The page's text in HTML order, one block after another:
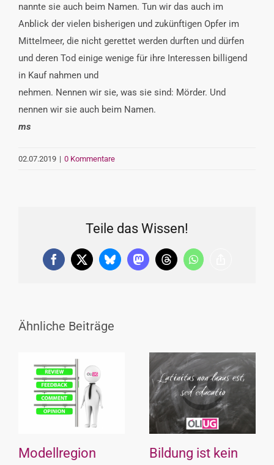
nannte sie auch beim Namen. Tun wir das auch im
Anblick der vielen bisherigen und zukünftigen Opfer im
Mittelmeer, die nicht gerettet werden durften und dürfen
und deren Tod einige wenige für ihre Interessen billigend
in Kauf nahmen und
nehmen. Nennen wir sie, was sie sind: Mörder. Und
nennen wir sie auch beim Namen.
ms
02.07.2019 | 0 Kommentare
Teile das Wissen!
Facebook
X BlueskyMastodonThreadsWhatsApp
Ähnliche Beiträge
Modellregion
Bildung ist kein